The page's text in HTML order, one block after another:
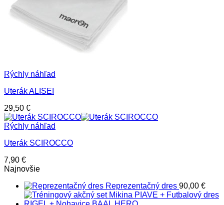
Rýchly náhľad
Uterák ALISEI
29,50 €
Rýchly náhľad
Uterák SCIROCCO
7,90 €
Najnovšie
Reprezentačný dres 90,00 €